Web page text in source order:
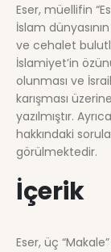
Eser, müellifin
İslam
ve cehalet
İslamiyet’in
olunması ve
karışması
yazılmıştır.
hakkındaki
görülmektedir.
İçerik
Eser, üç